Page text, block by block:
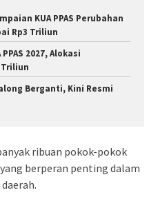
KUA PPAS Perubahan
Rp3 Triliun
2027, Alokasi
Triliun
Berganti, Kini Resmi
ribuan pokok-pokok
berperan penting dalam